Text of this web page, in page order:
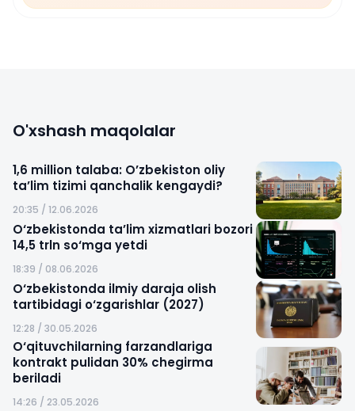
O'xshash maqolalar
1,6 million talaba: O’zbekiston oliy
ta’lim tizimi qanchalik kengaydi?
20:35 / 12.06.2026
O‘zbekistonda ta’lim xizmatlari bozori
14,5 trln so‘mga yetdi
18:39 / 08.06.2026
O‘zbekistonda ilmiy daraja olish
tartibidagi o‘zgarishlar (2027)
12:28 / 30.05.2026
O‘qituvchilarning farzandlariga
kontrakt pulidan 30% chegirma
beriladi
14:26 / 23.05.2026